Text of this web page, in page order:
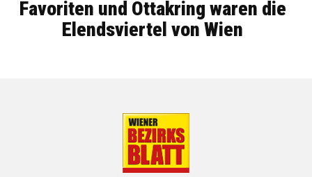
Favoriten und Ottakring waren die
Elendsviertel von Wien